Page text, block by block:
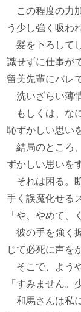
この程度の力
う少し強く吸わ
髪を下ろして
識せずに仕事が
留美先輩にバレ
洗いざらい薄
もしくは、な
恥ずかしい思い
結局のところ
ずかしい思いを
それは困る。
手く誤魔化せる
「や、やめて
彼の手を強く
じて必死に声を
そこで、よう
「すみません。
和馬さんは私